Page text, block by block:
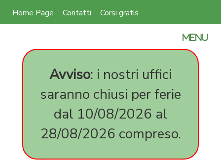
Home Page Contatti Corsi gratis
parità
di
online
45001
MENU
Avviso: i nostri uffici
saranno chiusi per ferie
dal 10/08/2026 al
28/08/2026 compreso.